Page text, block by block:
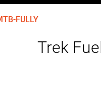
FULLY
Trek